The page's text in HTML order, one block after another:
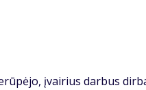
įvai­rius dar­bus